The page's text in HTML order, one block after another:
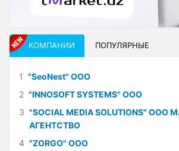
КОМПАНИИ ПОПУЛЯРНЫЕ
1 "SeoNest" ООО
2 "INNOSOFT SYSTEMS" ООО
3 "SOCIAL MEDIA SOLUTIONS"
АГЕНТСТВО
4 "ZORGO" ООО